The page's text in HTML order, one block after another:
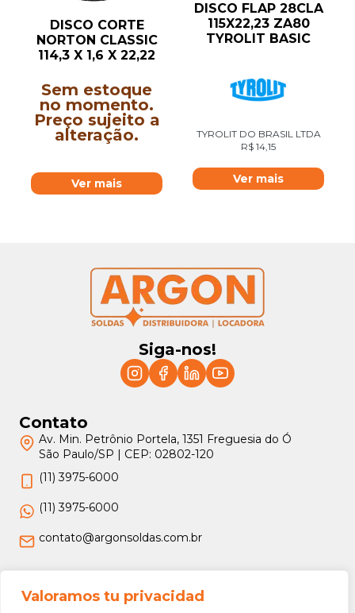
Valoramos tu privacidad
DISCO CORTE
NORTON CLASSIC
114,3 X 1,6 X 22,22
Sem estoque
no momento.
Preço sujeito a
alteração.
Ver mais
DISCO FLAP 28CLA
115X22,23 ZA80
TYROLIT BASIC
TYROLIT DO BRASIL LTDA
R$ 14,15
Ver mais
Siga-nos!
Contato
Av. Min. Petrônio Portela, 1351 Freguesia do Ó
São Paulo/SP | CEP: 02802-120
(11) 3975-6000
(11) 3975-6000
contato@argonsoldas.com.br
Jurídico
Termos e Condições